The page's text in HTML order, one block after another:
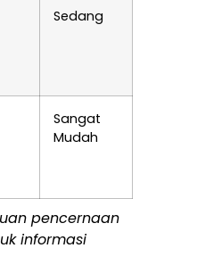
Sedang
Sangat
Mudah
pencernaan
informasi